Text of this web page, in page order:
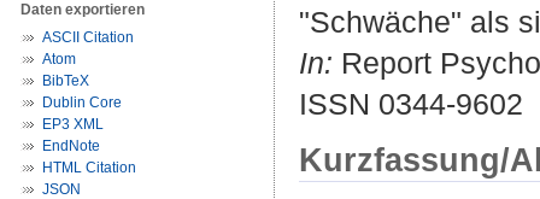
Daten exportieren
ASCII Citation
Atom
BibTeX
Dublin Core
EP3 XML
EndNote
HTML Citation
JSON
"Schwäche" als
In: Report
ISSN 0344-9602
Kurzfassung/